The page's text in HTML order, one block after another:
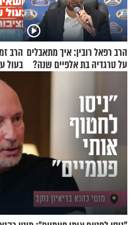
הרב רפאל רובין: איך מתאבלים
על טרגדיה בת אלפיים שנה?
הרב
בעול